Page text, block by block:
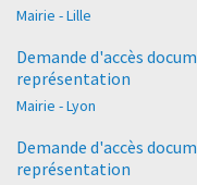
Mairie - Lille
Demande d'accès
représentation
Mairie - Lyon
Demande d'accès
représentation